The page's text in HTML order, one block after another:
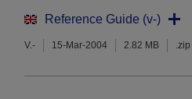
Reference Guide (v-)
V.- 15-Mar-2004 2.82 MB .zip